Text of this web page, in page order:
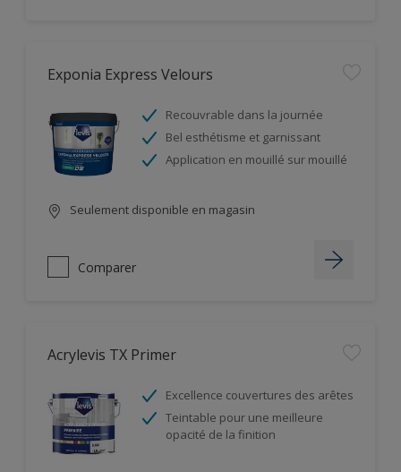
Exponia Express Velours
Recouvrable dans la journée
Bel esthétisme et garnissant
Application en mouillé sur mouillé
Seulement disponible en magasin
Comparer
Acrylevis TX Primer
Excellence couvertures des arêtes
Teintable pour une meilleure
opacité de la finition